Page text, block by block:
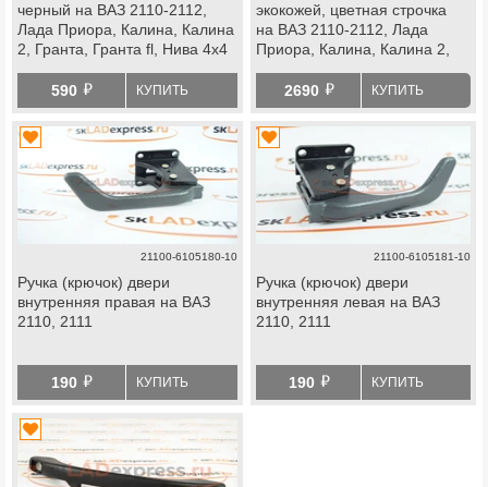
черный на ВАЗ 2110-2112,
Лада Приора, Калина, Калина
2, Гранта, Гранта fl, Нива 4х4
Тревел, Шевроле Нива,
datsun
590 й КУПИТЬ
экокожей, цветная строчка
на ВАЗ 2110-2112, Лада
Приора, Калина, Калина 2,
2019 г.в., Нива Легенд, Нива
Тревел, Шевроле Нива,
datsun
2690 й КУПИТЬ
21100-6105180-10
Ручка (крючок) двери
внутренняя правая на ВАЗ
2110, 2111
190 й КУПИТЬ
21100-6105181-10
Ручка (крючок) двери
внутренняя левая на ВАЗ
2110, 2111
190 й КУПИТЬ